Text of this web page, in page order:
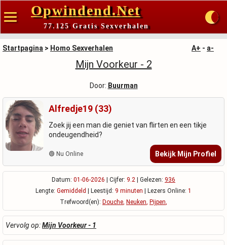
Opwindend.Net
77.125 Gratis Sexverhalen
Startpagina > Homo Sexverhalen A+ - a-
Mijn Voorkeur - 2
Door: Buurman
Alfredje19 (33)
Zoek jij een man die geniet van flirten en een tikje
ondeugendheid?
🟢 Nu Online Bekijk Mijn Profiel
Datum: 01-06-2026 | Cijfer: 9.2 | Gelezen: 936
Lengte: Gemiddeld | Leestijd: 9 minuten | Lezers Online: 1
Trefwoord(en): Douche, Neuken, Pijpen,
Vervolg op:Mijn Voorkeur - 1